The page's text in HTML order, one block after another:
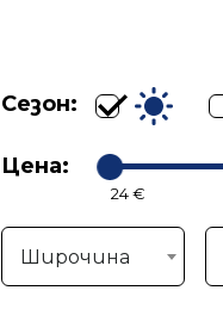
Сезон:
Цена:
24 €
Широчина